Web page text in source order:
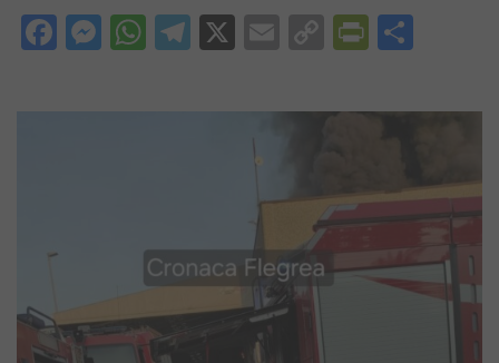
Facebook
Messenger
WhatsApp
Telegram
X EmailCopy